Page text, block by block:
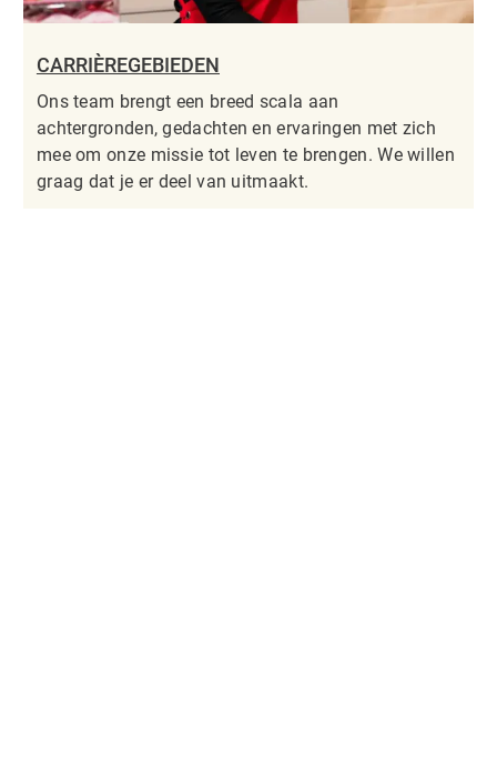
CARRIÈREGEBIEDEN
Ons team brengt een breed scala aan
achtergronden, gedachten en ervaringen met zich
mee om onze missie tot leven te brengen. We willen
graag dat je er deel van uitmaakt.